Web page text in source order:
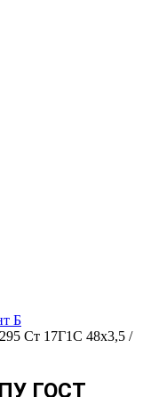
Б
Ст 17Г1С 48x3,5 /
ГОСТ